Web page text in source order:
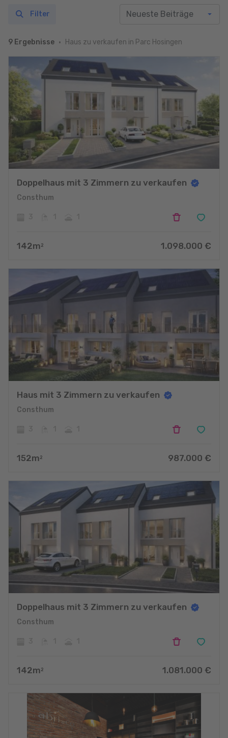
9 Ergebnisse Haus zu verkaufen in Parc Hosingen
Filter
Doppelhaus mit 3 Zimmern zu verkaufen
Consthum
142m 2 1.098.000 €
Haus mit 3 Zimmern zu verkaufen
Consthum
152m 2 987.000 €
Doppelhaus mit 3 Zimmern zu verkaufen
Consthum
142m 2 1.081.000 €